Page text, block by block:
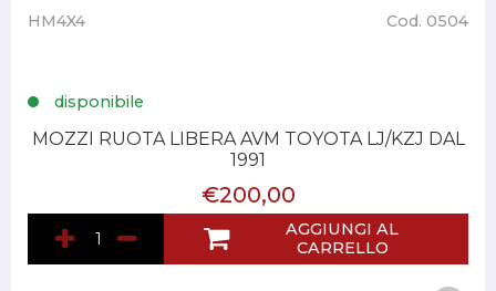
HM4X4 Cod. 0504
disponibile
MOZZI RUOTA LIBERA AVM TOYOTA LJ/KZJ DAL
1991
€200,00
AGGIUNGI AL
CARRELLO